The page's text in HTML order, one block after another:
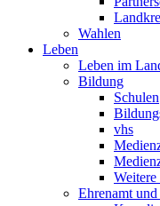
Wahlen
Leben
Leben im
Bildung
Schulen
vhs
Ehrenamt